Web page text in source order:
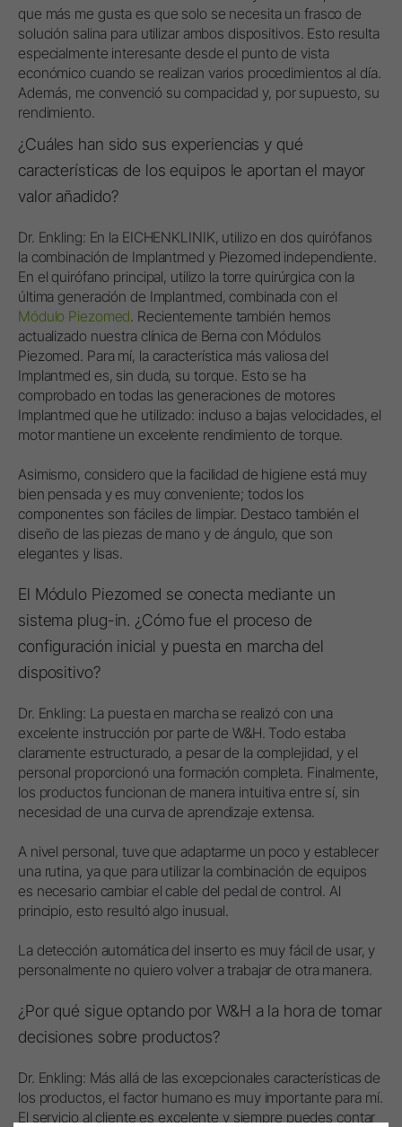
que más me gusta es que solo se necesita un frasco de
solución salina para utilizar ambos dispositivos. Esto resulta
especialmente interesante desde el punto de vista
económico cuando se realizan varios procedimientos al día.
Además, me convenció su compacidad y, por supuesto, su
rendimiento.
¿Cuáles han sido sus experiencias y qué
características de los equipos le aportan el mayor
valor añadido?
Dr. Enkling: En la EICHENKLINIK, utilizo en dos quirófanos
la combinación de Implantmed y Piezomed independiente.
En el quirófano principal, utilizo la torre quirúrgica con la
última generación de Implantmed, combinada con el
Módulo Piezomed . Recientemente también hemos
actualizado nuestra clínica de Berna con Módulos
Piezomed. Para mí, la característica más valiosa del
Implantmed es, sin duda, su torque. Esto se ha
comprobado en todas las generaciones de motores
Implantmed que he utilizado: incluso a bajas velocidades, el
motor mantiene un excelente rendimiento de torque.
Asimismo, considero que la facilidad de higiene está muy
bien pensada y es muy conveniente; todos los
componentes son fáciles de limpiar. Destaco también el
diseño de las piezas de mano y de ángulo, que son
elegantes y lisas.
El Módulo Piezomed se conecta mediante un
sistema plug-in. ¿Cómo fue el proceso de
configuración inicial y puesta en marcha del
dispositivo?
Dr. Enkling: La puesta en marcha se realizó con una
excelente instrucción por parte de W&H. Todo estaba
claramente estructurado, a pesar de la complejidad, y el
personal proporcionó una formación completa. Finalmente,
los productos funcionan de manera intuitiva entre sí, sin
necesidad de una curva de aprendizaje extensa.
A nivel personal, tuve que adaptarme un poco y establecer
una rutina, ya que para utilizar la combinación de equipos
es necesario cambiar el cable del pedal de control. Al
principio, esto resultó algo inusual.
La detección automática del inserto es muy fácil de usar, y
personalmente no quiero volver a trabajar de otra manera.
¿Por qué sigue optando por W&H a la hora de tomar
decisiones sobre productos?
Dr. Enkling: Más allá de las excepcionales características de
los productos, el factor humano es muy importante para mí.
El servicio al cliente es excelente y siempre puedes contar